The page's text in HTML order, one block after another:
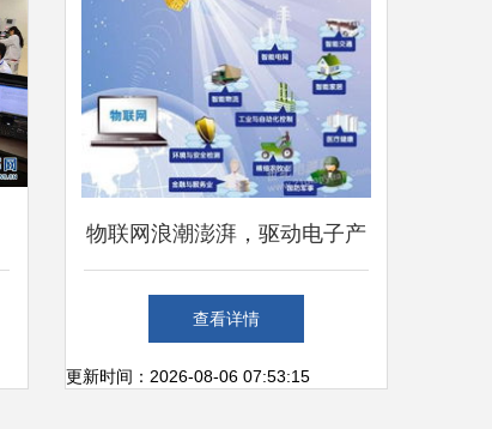
物联网浪潮澎湃，驱动电子产
业创新与变革——第83届中国
电子展观展侧记
查看详情
更新时间：2026-08-06 07:53:15